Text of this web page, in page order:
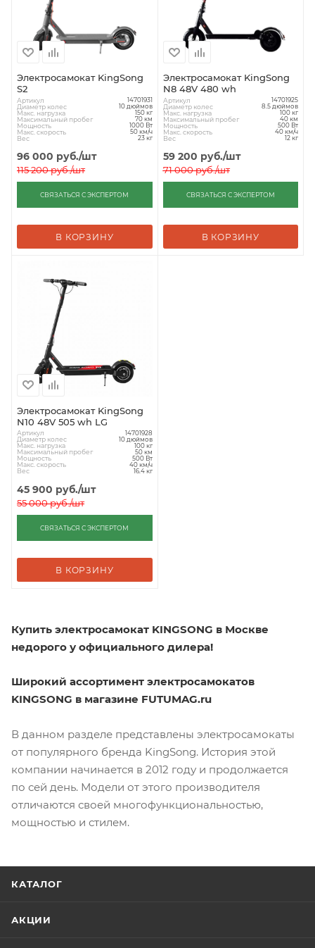
Электросамокат KingSong
S2
Артикул 14701931
Диаметр колес 10 дюймов
Макс. нагрузка 150 кг
Максимальный пробег 70 км
Мощность 1000 Вт
Макс. скорость 50 км/ч
Вес 23 кг
96 000 руб./шт
115 200руб./шт
СВЯЗАТЬСЯ С ЭКСПЕРТОМ
В КОРЗИНУ
Электросамокат KingSong
N8 48V 480 wh
Артикул 14701925
Диаметр колес 8.5 дюймов
Макс. нагрузка 100 кг
Максимальный пробег 40 км
Мощность 500 Вт
Макс. скорость 40 км/ч
Вес 12 кг
59 200 руб./шт
71 000руб./шт
СВЯЗАТЬСЯ С ЭКСПЕРТОМ
В КОРЗИНУ
Электросамокат KingSong
N10 48V 505 wh LG
Артикул 14701928
Диаметр колес 10 дюймов
Макс. нагрузка 100 кг
Максимальный пробег 50 км
Мощность 500 Вт
Макс. скорость 40 км/ч
Вес 16.4 кг
45 900 руб./шт
55 000руб./шт
СВЯЗАТЬСЯ С ЭКСПЕРТОМ
В КОРЗИНУ
Купить электросамокат KINGSONG в Москве
недорого у официального дилера!
Широкий ассортимент электросамокатов
KINGSONG в магазине FUTUMAG.ru
В данном разделе представлены электросамокаты
от популярного бренда KingSong. История этой
компании начинается в 2012 году и продолжается
по сей день. Модели от этого производителя
отличаются своей многофункциональностью,
мощностью и стилем.
КАТАЛОГ
АКЦИИ